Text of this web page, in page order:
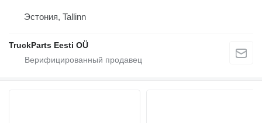
Эстония, Tallinn
TruckParts Eesti OÜ